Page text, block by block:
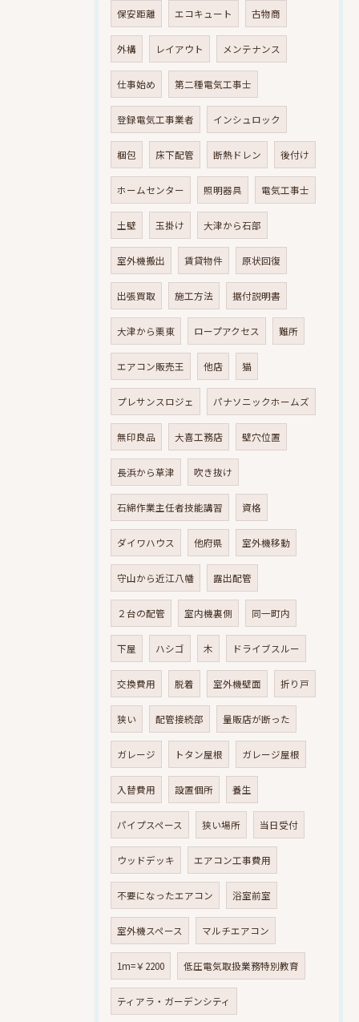
保安距離 エコキュート 古物商
外構 レイアウト メンテナンス
仕事始め 第二種電気工事士
登録電気工事業者 インシュロック
梱包 床下配管 断熱ドレン 後付け
ホームセンター 照明器具 電気工事士
土壁 玉掛け 大津から石部
室外機搬出 賃貸物件 原状回復
出張買取 施工方法 据付説明書
大津から栗東 ロープアクセス 難所
エアコン販売王 他店 猫
プレサンスロジェ パナソニックホームズ
無印良品 大喜工務店 壁穴位置
長浜から草津 吹き抜け
石綿作業主任者技能講習 資格
ダイワハウス 他府県 室外機移動
守山から近江八幡 露出配管
２台の配管 室内機裏側 同一町内
下屋 ハシゴ 木 ドライブスルー
交換費用 脱着 室外機壁面 折り戸
狭い 配管接続部 量販店が断った
ガレージ トタン屋根 ガレージ屋根
入替費用 設置個所 養生
パイプスペース 狭い場所 当日受付
ウッドデッキ エアコン工事費用
不要になったエアコン 浴室前室
室外機スペース マルチエアコン
1m=￥2200 低圧電気取扱業務特別教育
ティアラ・ガーデンシティ